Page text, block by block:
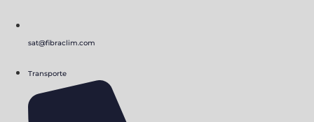
sat@fibraclim.com
Transporte